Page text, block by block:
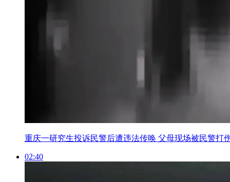
重庆一研究生投诉民警后遭违法传唤 父母现场被民警打
02:40